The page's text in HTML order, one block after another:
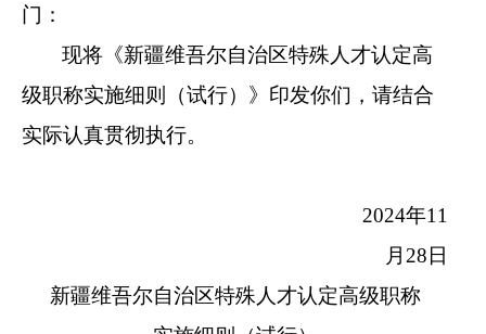
门：
现将《新疆维吾尔自治区特殊人才认定高
级职称实施细则（试行）》印发你们，请结合
实际认真贯彻执行。
2024年11
月28日
新疆维吾尔自治区特殊人才认定高级职称